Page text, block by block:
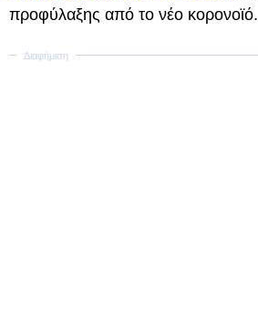
προφύλαξης από το νέο κορονοϊό.